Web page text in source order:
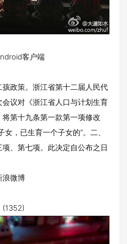
客户端
政策。浙江省第十二届人民代
议对《浙江省人口与计划生育
第十九条第一款第一项修改
，已生育一个子女的”。二、
、第七项。此决定自公布之日
微博